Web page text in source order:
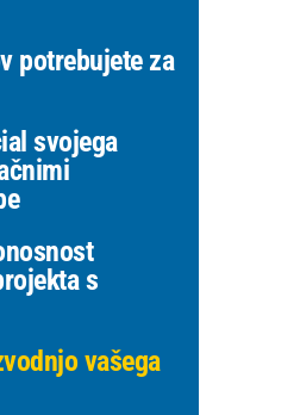
potrebujete za
svojega
s
vašega